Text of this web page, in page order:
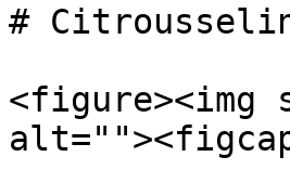
#
<figure><img